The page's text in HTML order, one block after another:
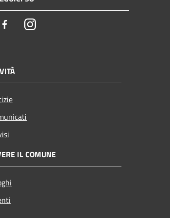
FacebookInstagram
IL COMUNE